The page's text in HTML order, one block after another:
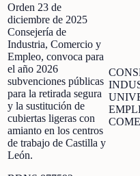
Orden 23 de
diciembre de 2025
Consejería de
Industria, Comercio y
Empleo, convoca para
el año 2026
subvenciones públicas
para la retirada segura
y la sustitución de
cubiertas ligeras con
amianto en los centros
de trabajo de Castilla y
León.